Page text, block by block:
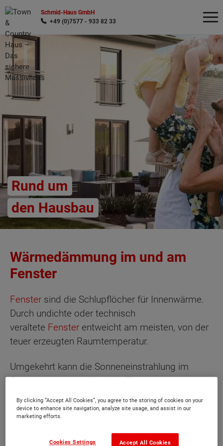
Schmid-Haus GmbH
+49 (0)7577 - 933 82 33
Rund um
den Hausbau
Wärmedämmung im und am
Fenster
Fenster sind die Schlupflöcher für Innenwärme.
Durch undichte oder technisch
veraltete Fenster entweicht am meisten, von der
teuer erzeugten Raumtemperatur.
Umgekehrt kann die Sonneneinstrahlung im
Sommer unerwünscht hohe Temperaturen im
Gegen beides ist der Einbau moderner,
Fensterdie richtige
Wonach möchten Sie suchen?
By clicking “Accept All Cookies”, you agree to the storing of cookies on your
device to enhance site navigation, analyze site usage, and assist in our
marketing efforts.
Accept All Cookies
Cookies Settings